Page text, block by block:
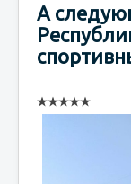
А